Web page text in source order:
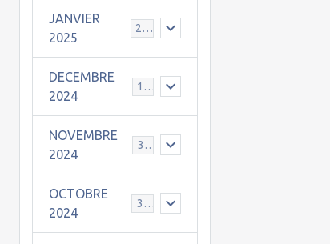
JANVIER
2025
25
DECEMBRE
2024
19
NOVEMBRE
2024
30
OCTOBRE
2024
31